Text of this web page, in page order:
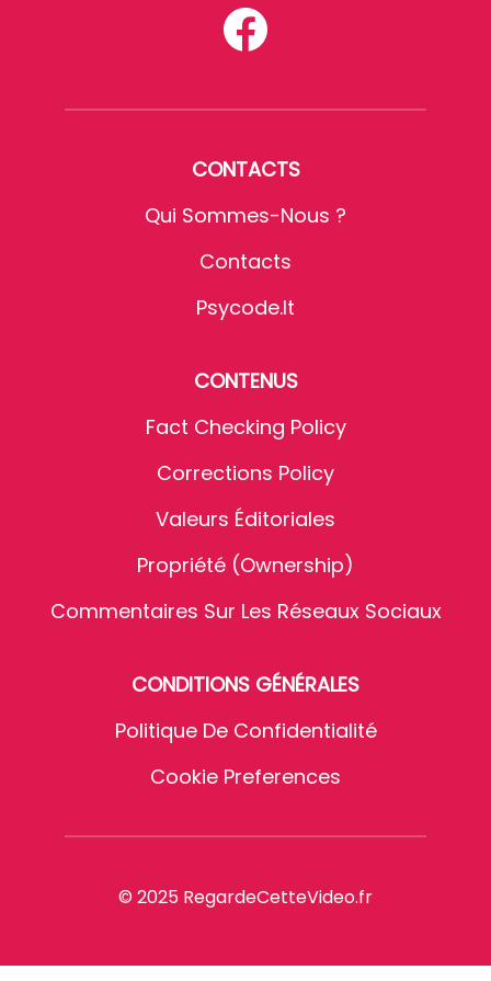
CONTACTS
Qui Sommes-Nous ?
Contacts
Psycode.it
CONTENUS
Fact Checking Policy
Corrections Policy
Valeurs Éditoriales
Propriété (Ownership)
Commentaires Sur Les Réseaux Sociaux
CONDITIONS GÉNÉRALES
Politique De Confidentialité
Cookie Preferences
© 2025 RegardeCetteVideo.fr